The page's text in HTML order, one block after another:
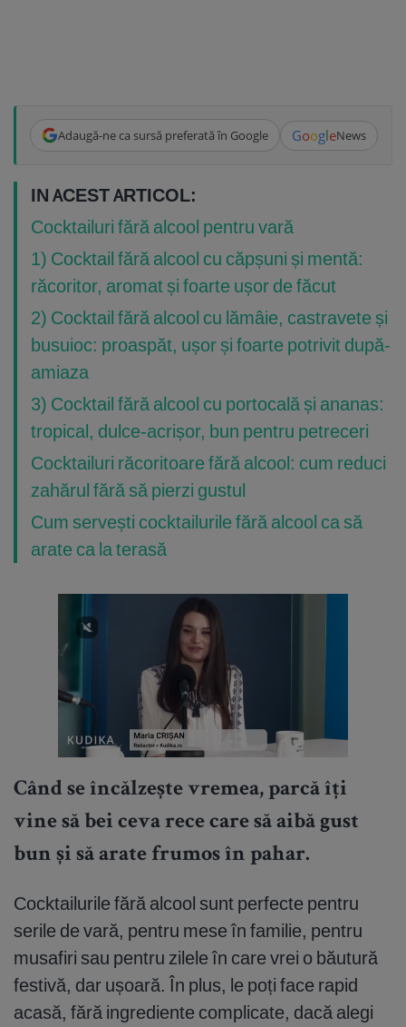
Adaugă-ne ca sursă preferată în Google GoogleNews
IN ACEST ARTICOL:
Cocktailuri fără alcool pentru vară
1) Cocktail fără alcool cu căpșuni și mentă:
răcoritor, aromat și foarte ușor de făcut
2) Cocktail fără alcool cu lămâie, castravete și
busuioc: proaspăt, ușor și foarte potrivit după-
amiaza
3) Cocktail fără alcool cu portocală și ananas:
tropical, dulce-acrișor, bun pentru petreceri
Cocktailuri răcoritoare fără alcool: cum reduci
zahărul fără să pierzi gustul
Cum servești cocktailurile fără alcool ca să
arate ca la terasă
Când se încălzește vremea, parcă îți
vine să bei ceva rece care să aibă gust
bun și să arate frumos în pahar.
Cocktailurile fără alcool sunt perfecte pentru
serile de vară, pentru mese în familie, pentru
musafiri sau pentru zilele în care vrei o băutură
festivă, dar ușoară. În plus, le poți face rapid
acasă, fără ingrediente complicate, dacă alegi